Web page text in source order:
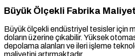
Büyük Ölçekli Fabrika
Büyük ölçekli endüstriyel tesisler için
doların üzerine çıkabilir. Yüksek
depolama alanları ve ileri işleme